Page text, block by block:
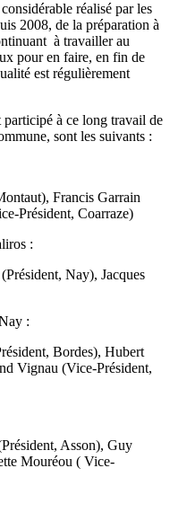
réalisé par les
2008, de la préparation à
à travailler au
pour en faire, en fin de
est régulièrement
à ce long travail de
sont les suivants :
Francis Garrain
Président, Coarraze)
:
Nay), Jacques
:
Bordes), Hubert
Vignau (Vice-Président,
Asson), Guy
Mouréou ( Vice-